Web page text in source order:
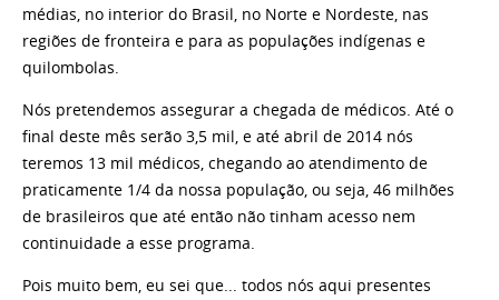
médias, no interior do Brasil, no Norte e Nordeste, nas
regiões de fronteira e para as populações indígenas e
quilombolas.
Nós pretendemos assegurar a chegada de médicos. Até o
final deste mês serão 3,5 mil, e até abril de 2014 nós
teremos 13 mil médicos, chegando ao atendimento de
praticamente 1/4 da nossa população, ou seja, 46 milhões
de brasileiros que até então não tinham acesso nem
continuidade a esse programa.
Pois muito bem, eu sei que... todos nós aqui presentes